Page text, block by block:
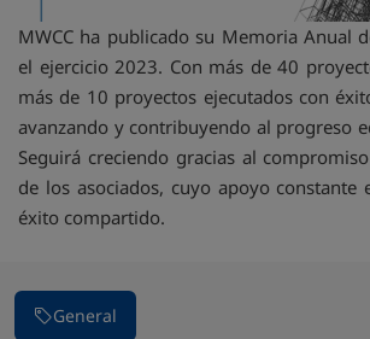
MWCC ha publicado su Memoria Anual
el ejercicio 2023. Con más de 40
más de 10 proyectos ejecutados con
avanzando y contribuyendo al progreso
Seguirá creciendo gracias al
de los asociados, cuyo apoyo constante
éxito compartido.
General